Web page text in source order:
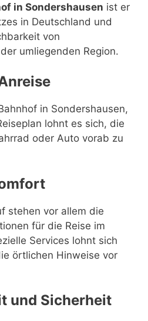
in Sondershausen ist er
in Deutschland und
von
umliegenden Region.
in Sondershausen,
lohnt es sich, die
oder Auto vorab zu
stehen vor allem die
für die Reise im
Services lohnt sich
örtlichen Hinweise vor
und Sicherheit